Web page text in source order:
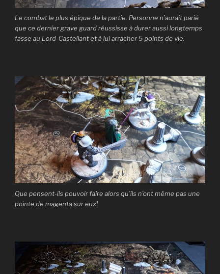
Le combat le plus épique de la partie. Personne n’aurait parié
que ce dernier grave guard réussisse à durer aussi longtemps
fasse au Lord-Castellant et à lui arracher 5 points de vie.
Que pensent-ils pouvoir faire alors qu’ils n’ont même pas une
pointe de magenta sur eux!